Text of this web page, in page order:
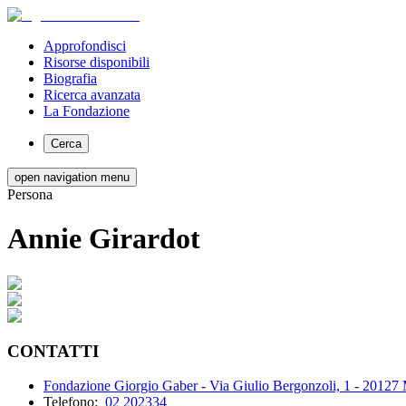
Approfondisci
Risorse disponibili
Biografia
Ricerca avanzata
La Fondazione
Cerca
open navigation menu
Persona
Annie Girardot
CONTATTI
Fondazione Giorgio Gaber - Via Giulio Bergonzoli, 1 - 20127
Telefono: 02 202334